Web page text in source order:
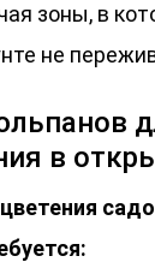
зоны, в
не
в